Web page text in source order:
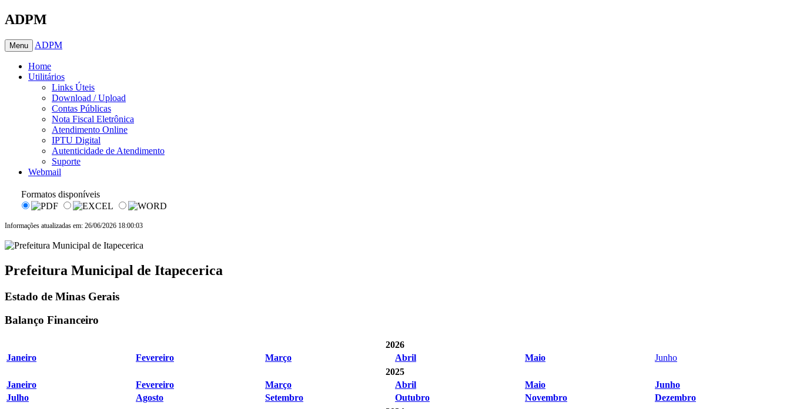
ADPM
Menu ADPM
Home
Utilitários
Links Úteis
Download / Upload
Contas Públicas
Nota Fiscal Eletrônica
Atendimento Online
IPTU Digital
Autenticidade de Atendimento
Suporte
Webmail
Formatos disponíveis
Informações atualizadas em: 26/06/2026 18:00:03
Prefeitura Municipal de Itapecerica
Estado de Minas Gerais
Balanço Financeiro
2026
Janeiro
Fevereiro Março Abril Maio
Junho
2025
Janeiro
Fevereiro Março Abril Maio
Junho
Julho
Agosto Setembro Outubro Novembro
Dezembro